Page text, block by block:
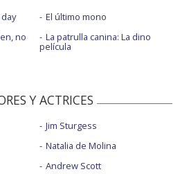
no
El último mono
La patrulla canina: La dino
película
Y ACTRICES
Jim Sturgess
Natalia de Molina
Andrew Scott